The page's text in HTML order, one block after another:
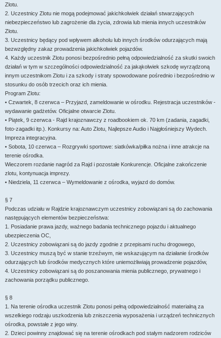
Zlotu.
2. Uczestnicy Zlotu nie mogą podejmować jakichkolwiek działań stwarzających
niebezpieczeństwo lub zagrożenie dla życia, zdrowia lub mienia innych uczestników
Zlotu.
3. Uczestnicy będący pod wpływem alkoholu lub innych środków odurzających mają
bezwzględny zakaz prowadzenia jakichkolwiek pojazdów.
4. Każdy uczestnik Zlotu ponosi bezpośrednio pełną odpowiedzialność za skutki swoich
działań w tym w szczególności odpowiedzialność za jakąkolwiek szkodę wyrządzoną
innym uczestnikom Zlotu i za szkody i straty spowodowane pośrednio i bezpośrednio w
stosunku do osób trzecich oraz ich mienia.
Program Zlotu:
• Czwartek, 8 czerwca – Przyjazd, zameldowanie w ośrodku. Rejestracja uczestników -
wydawanie gadżetów. Oficjalne otwarcie Zlotu.
• Piątek, 9 czerwca - Rajd krajoznawczy z roadbookiem ok. 70 km (zadania, zagadki,
foto-zagadki itp.). Konkursy na: Auto Zlotu, Najlepsze Audio i Najgłośniejszy Wydech.
Impreza integracyjna.
• Sobota, 10 czerwca – Rozgrywki sportowe: siatkówka/piłka nożna i inne atrakcje na
terenie ośrodka.
Wieczorem rozdanie nagród za Rajd i pozostałe Konkurencje. Oficjalne zakończenie
zlotu, kontynuacja imprezy.
• Niedziela, 11 czerwca – Wymeldowanie z ośrodka, wyjazd do domów.
§ 7
Podczas udziału w Rajdzie krajoznawczym uczestnicy zobowiązani są do zachowania
następujących elementów bezpieczeństwa:
1. Posiadanie prawa jazdy, ważnego badania technicznego pojazdu i aktualnego
ubezpieczenia OC,
2. Uczestnicy zobowiązani są do jazdy zgodnie z przepisami ruchu drogowego,
3. Uczestnicy muszą być w stanie trzeźwym, nie wskazującym na działanie środków
odurzających lub środków medycznych które uniemożliwiają prowadzenie pojazdów,
4. Uczestnicy zobowiązani są do poszanowania mienia publicznego, prywatnego i
zachowania porządku publicznego.
§ 8
1. Na terenie ośrodka uczestnik Zlotu ponosi pełną odpowiedzialność materialną za
wszelkiego rodzaju uszkodzenia lub zniszczenia wyposażenia i urządzeń technicznych
ośrodka, powstałe z jego winy.
2. Dzieci powinny znajdować się na terenie ośrodkach pod stałym nadzorem rodziców